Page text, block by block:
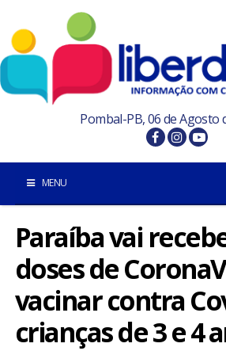
Pombal-PB, 06 de Agosto
MENU
POMBAL E REGIÃO
Paraíba vai
doses de
vacinar contra
crianças de 3 e 4